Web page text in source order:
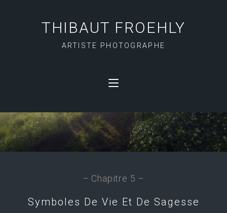
THIBAUT FROEHLY
ARTISTE PHOTOGRAPHE
DIALOGUE AVEC LES
– Chapitre 5 –
Symboles De Vie Et De Sagesse